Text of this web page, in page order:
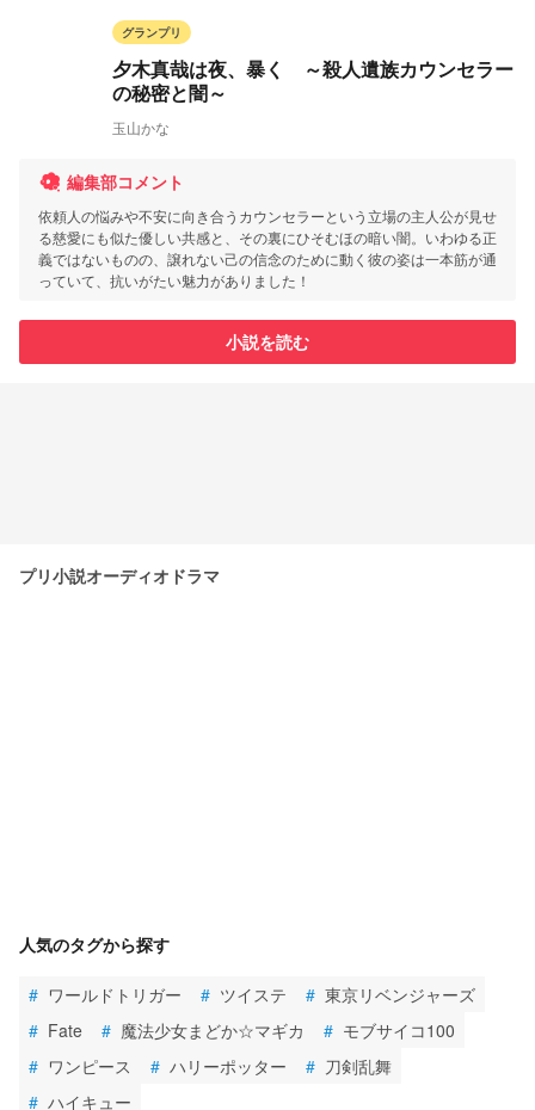
グランプリ
夕木真哉は夜、暴く ～殺人遺族カウンセラー
の秘密と闇～
玉山かな
編集部コメント
依頼人の悩みや不安に向き合うカウンセラーという立場の主人公が見せ
る慈愛にも似た優しい共感と、その裏にひそむほの暗い闇。いわゆる正
義ではないものの、譲れない己の信念のために動く彼の姿は一本筋が通
っていて、抗いがたい魅力がありました！
小説を読む
プリ小説オーディオドラマ
人気のタグから探す
# ワールドトリガー # ツイステ # 東京リベンジャーズ
# Fate # 魔法少女まどか☆マギカ # モブサイコ100
# ワンピース # ハリーポッター # 刀剣乱舞
# ハイキュー